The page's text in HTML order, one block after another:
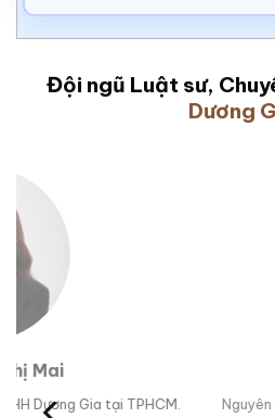
Đội ngũ Luật sư,
Dương
Luật sư Vũ
Nguyên Kiểm sát viên Viện kiểm